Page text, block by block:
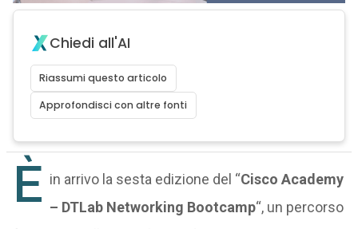
Chiedi all'AI
Riassumi questo articolo
Approfondisci con altre fonti
È in arrivo la sesta edizione del “Cisco Academy
– DTLab Networking Bootcamp“, un percorso